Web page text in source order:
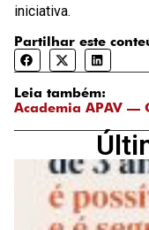
iniciativa.
Partilhar este
Leia também:
Academia APAV —